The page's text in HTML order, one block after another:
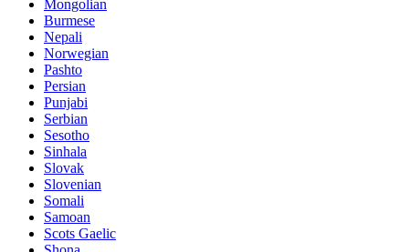
Mongolian
Burmese
Nepali
Norwegian
Pashto
Persian
Punjabi
Serbian
Sesotho
Sinhala
Slovak
Slovenian
Somali
Samoan
Scots Gaelic